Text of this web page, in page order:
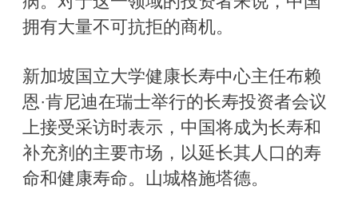
拥有大量不可抗拒的商机。
新加坡国立大学健康长寿中心主任布赖
恩·肯尼迪在瑞士举行的长寿投资者会议
上接受采访时表示，中国将成为长寿和
补充剂的主要市场，以延长其人口的寿
命和健康寿命。山城格施塔德。